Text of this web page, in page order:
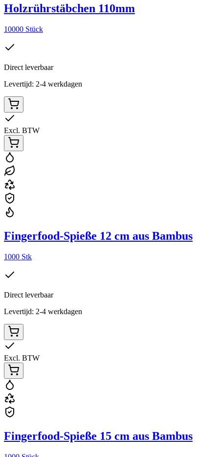
Holzrührstäbchen 110mm
10000 Stück
Direct leverbaar
Levertijd: 2-4 werkdagen
Excl. BTW
Fingerfood-Spieße 12 cm aus Bambus
1000 Stk
Direct leverbaar
Levertijd: 2-4 werkdagen
Excl. BTW
Fingerfood-Spieße 15 cm aus Bambus